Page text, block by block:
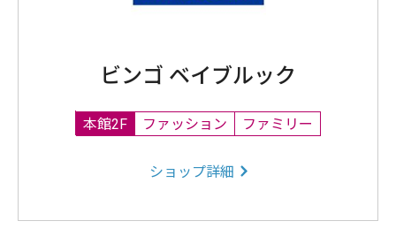
ビンゴ ベイブルック
本館2F ファッション ファミリー
ショップ詳細